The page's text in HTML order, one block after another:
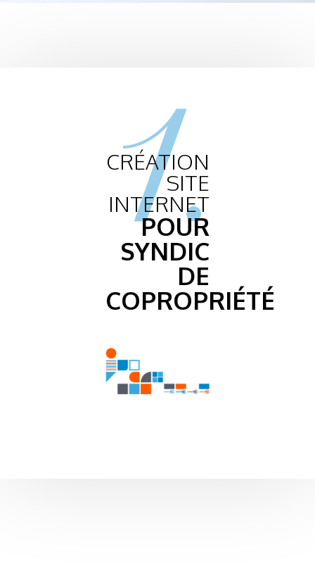
1.
CRÉATION
SITE
INTERNET
POUR
SYNDIC
DE
COPROPRIÉTÉ